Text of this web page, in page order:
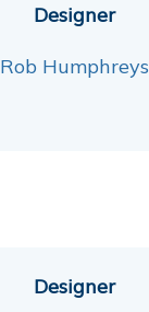
Designer
Rob Humphreys
Designer